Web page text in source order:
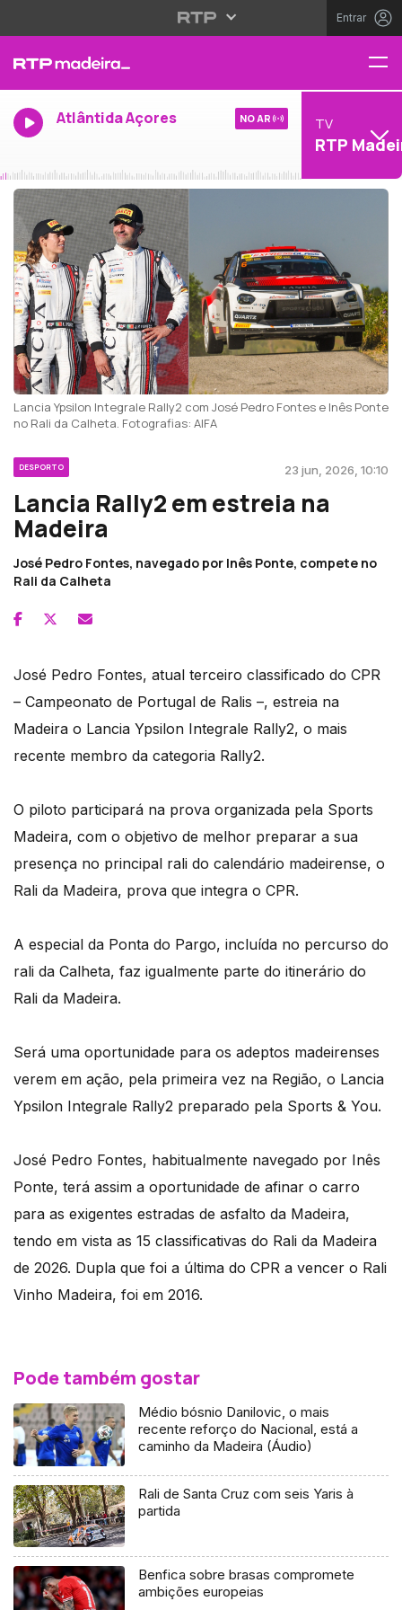
Entrar
Atlântida Açores NO AR TV
RTP
Lancia Ypsilon Integrale Rally2 com José Pedro Fontes e Inês Ponte
no Rali da Calheta. Fotografias: AIFA
DESPORTO 23 jun, 2026, 10:10
Lancia Rally2 em estreia na
Madeira
José Pedro Fontes, navegado por Inês Ponte, compete no
Rali da Calheta
José Pedro Fontes, atual terceiro classificado do CPR
– Campeonato de Portugal de Ralis –, estreia na
Madeira o Lancia Ypsilon Integrale Rally2, o mais
recente membro da categoria Rally2.
O piloto participará na prova organizada pela Sports
Madeira, com o objetivo de melhor preparar a sua
presença no principal rali do calendário madeirense, o
Rali da Madeira, prova que integra o CPR.
A especial da Ponta do Pargo, incluída no percurso do
rali da Calheta, faz igualmente parte do itinerário do
Rali da Madeira.
Será uma oportunidade para os adeptos madeirenses
verem em ação, pela primeira vez na Região, o Lancia
Ypsilon Integrale Rally2 preparado pela Sports & You.
José Pedro Fontes, habitualmente navegado por Inês
Ponte, terá assim a oportunidade de afinar o carro
para as exigentes estradas de asfalto da Madeira,
tendo em vista as 15 classificativas do Rali da Madeira
de 2026. Dupla que foi a última do CPR a vencer o Rali
Vinho Madeira, foi em 2016.
Pode também gostar
Médio bósnio Danilovic, o mais
recente reforço do Nacional, está a
caminho da Madeira (Áudio)
Rali de Santa Cruz com seis Yaris à
partida
Benfica sobre brasas compromete
ambições europeias